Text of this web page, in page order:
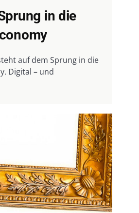
in die
auf dem Sprung in die
Digital – und